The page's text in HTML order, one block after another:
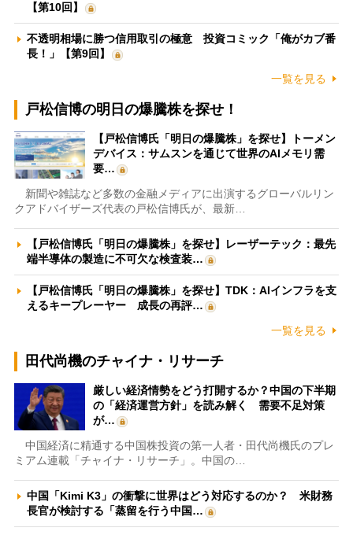
【第10回】
不透明相場に勝つ信用取引の極意 投資コミック「俺がカブ番
長！」【第9回】
一覧を見る
戸松信博の明日の爆騰株を探せ！
【戸松信博氏「明日の爆騰株」を探せ】トーメン
デバイス：サムスンを通じて世界のAIメモリ需
要…
新聞や雑誌など多数の金融メディアに出演するグローバルリン
クアドバイザーズ代表の戸松信博氏が、最新…
【戸松信博氏「明日の爆騰株」を探せ】レーザーテック：最先
端半導体の製造に不可欠な検査装…
【戸松信博氏「明日の爆騰株」を探せ】TDK：AIインフラを支
えるキープレーヤー 成長の再評…
一覧を見る
田代尚機のチャイナ・リサーチ
厳しい経済情勢をどう打開するか？中国の下半期
の「経済運営方針」を読み解く 需要不足対策
が…
中国経済に精通する中国株投資の第一人者・田代尚機氏のプレ
ミアム連載「チャイナ・リサーチ」。中国の…
中国「Kimi K3」の衝撃に世界はどう対応するのか？ 米財務
長官が検討する「蒸留を行う中国…